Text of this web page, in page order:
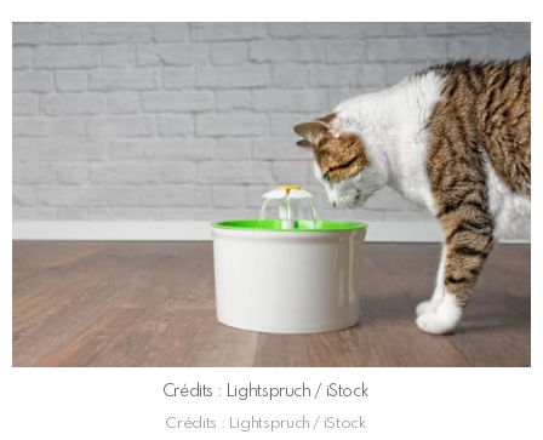
Crédits : Lightspruch / iStock
Crédits : Lightspruch / iStock